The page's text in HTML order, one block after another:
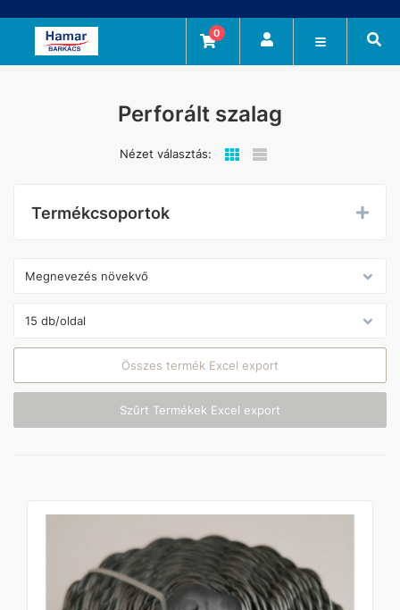
0
Perforált szalag
Nézet választás:
Termékcsoportok
Összes termék Excel export
Szűrt Termékek Excel export